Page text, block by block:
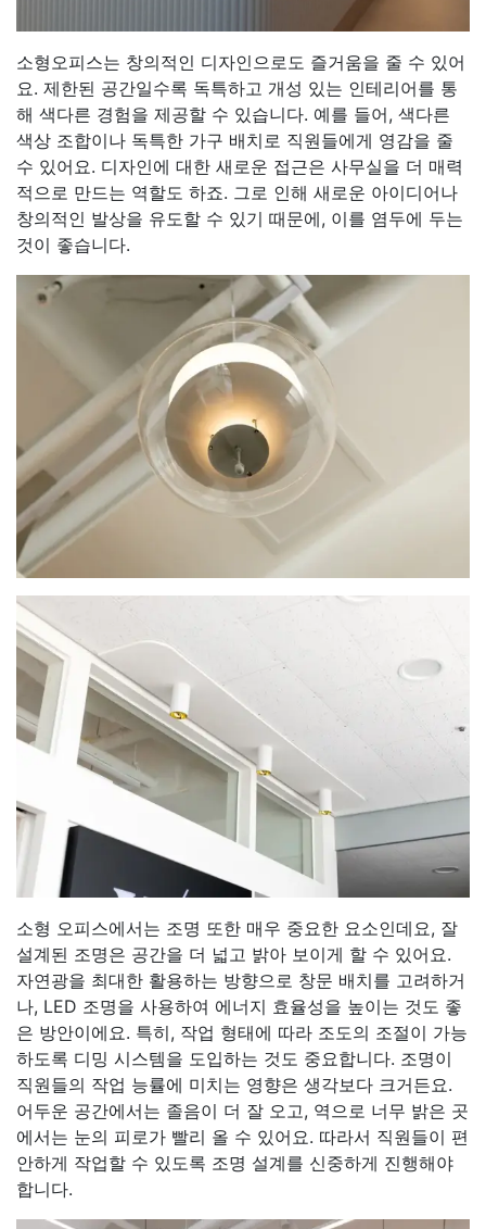
소형오피스는 창의적인 디자인으로도 즐거움을 줄 수 있어
요. 제한된 공간일수록 독특하고 개성 있는 인테리어를 통
해 색다른 경험을 제공할 수 있습니다. 예를 들어, 색다른
색상 조합이나 독특한 가구 배치로 직원들에게 영감을 줄
수 있어요. 디자인에 대한 새로운 접근은 사무실을 더 매력
적으로 만드는 역할도 하죠. 그로 인해 새로운 아이디어나
창의적인 발상을 유도할 수 있기 때문에, 이를 염두에 두는
것이 좋습니다.
소형 오피스에서는 조명 또한 매우 중요한 요소인데요, 잘
설계된 조명은 공간을 더 넓고 밝아 보이게 할 수 있어요.
자연광을 최대한 활용하는 방향으로 창문 배치를 고려하거
나, LED 조명을 사용하여 에너지 효율성을 높이는 것도 좋
은 방안이에요. 특히, 작업 형태에 따라 조도의 조절이 가능
하도록 디밍 시스템을 도입하는 것도 중요합니다. 조명이
직원들의 작업 능률에 미치는 영향은 생각보다 크거든요.
어두운 공간에서는 졸음이 더 잘 오고, 역으로 너무 밝은 곳
에서는 눈의 피로가 빨리 올 수 있어요. 따라서 직원들이 편
안하게 작업할 수 있도록 조명 설계를 신중하게 진행해야
합니다.